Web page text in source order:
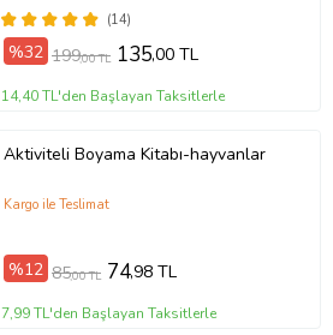
(14)
%32 199,00 TL 135,00 TL
14,40 TL'den Başlayan Taksitlerle
Aktiviteli Boyama Kitabı-hayvanlar
Kargo ile Teslimat
%12 85,00 TL 74,98 TL
7,99 TL'den Başlayan Taksitlerle